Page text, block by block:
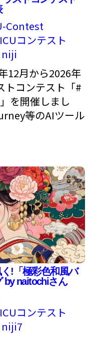
Contest
コンテスト
niji
12月から2026年
トコンテスト「#
を開催しまし
等のAIツール
!「極彩色和風バ
by naitochiさん
コンテスト
niji7